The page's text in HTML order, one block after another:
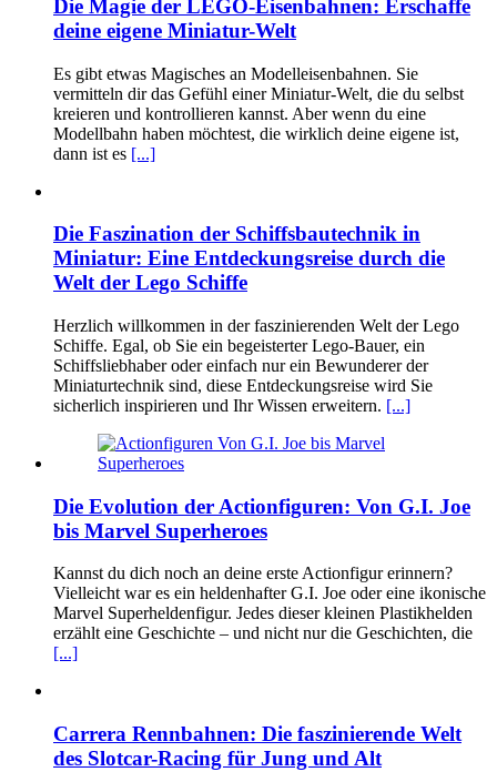
Die Magie der LEGO-Eisenbahnen: Erschaffe
deine eigene Miniatur-Welt
Es gibt etwas Magisches an Modelleisenbahnen. Sie
vermitteln dir das Gefühl einer Miniatur-Welt, die du selbst
kreieren und kontrollieren kannst. Aber wenn du eine
Modellbahn haben möchtest, die wirklich deine eigene ist,
dann ist es [...]
Die Faszination der Schiffsbautechnik in
Miniatur: Eine Entdeckungsreise durch die
Welt der Lego Schiffe
Herzlich willkommen in der faszinierenden Welt der Lego
Schiffe. Egal, ob Sie ein begeisterter Lego-Bauer, ein
Schiffsliebhaber oder einfach nur ein Bewunderer der
Miniaturtechnik sind, diese Entdeckungsreise wird Sie
sicherlich inspirieren und Ihr Wissen erweitern. [...]
Die Evolution der Actionfiguren: Von G.I. Joe
bis Marvel Superheroes
Kannst du dich noch an deine erste Actionfigur erinnern?
Vielleicht war es ein heldenhafter G.I. Joe oder eine ikonische
Marvel Superheldenfigur. Jedes dieser kleinen Plastikhelden
erzählt eine Geschichte – und nicht nur die Geschichten, die
[...]
Carrera Rennbahnen: Die faszinierende Welt
des Slotcar-Racing für Jung und Alt